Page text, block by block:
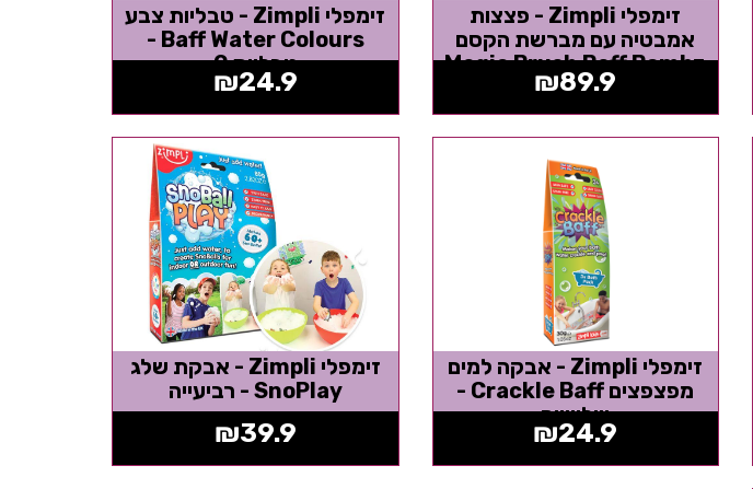
זימפלי Zimpli - פצצות
אמבטיה עם מברשת הקסם
Magic Brush Baff Bombz
₪89.9
זימפלי Zimpli - טבליות צבע
Baff Water Colours -
טבליות 9
₪24.9
זימפלי Zimpli - אבקה למים
מפצפצים Crackle Baff -
שלישיה
₪24.9
זימפלי Zimpli - אבקת שלג
SnoPlay - רביעייה
₪39.9